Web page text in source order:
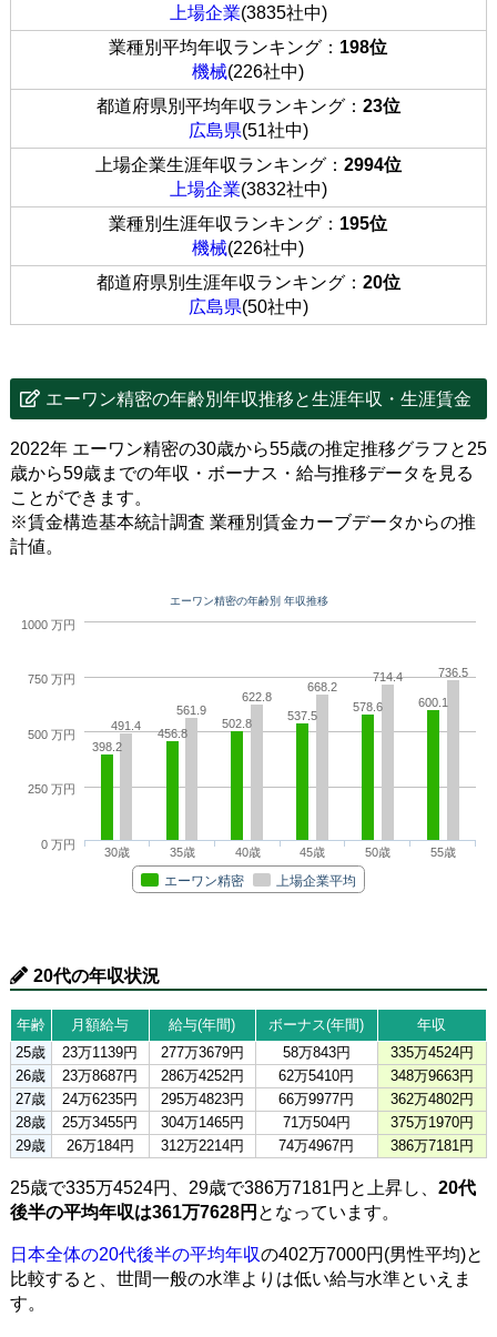
上場企業(3835社中)
業種別平均年収ランキング： 198位
機械(226社中)
都道府県別平均年収ランキング： 23位
広島県(51社中)
上場企業生涯年収ランキング： 2994位
上場企業(3832社中)
業種別生涯年収ランキング： 195位
機械(226社中)
都道府県別生涯年収ランキング： 20位
広島県(50社中)
エーワン精密の年齢別年収推移と生涯年収・生涯賃金
2022年 エーワン精密の30歳から55歳の推定推移グラフと25
歳から59歳までの年収・ボーナス・給与推移データを見る
ことができます。
※賃金構造基本統計調査 業種別賃金カーブデータからの推
計値。
エーワン精密の年齢別 年収推移
398.2
456.8
502.8
537.5
578.6
600.1
491.4
561.9
622.8
668.2
714.4 736.5
エーワン精密 上場企業平均
30歳 35歳 40歳 45歳 50歳 55歳
0 万円
250 万円
500 万円
750 万円
1000 万円
20代の年収状況
年齢 月額給与 給与(年間) ボーナス(年間)
年収
25歳
23万1139円 277万3679円 58万843円
335万4524円
26歳
23万8687円 286万4252円 62万5410円
348万9663円
27歳
24万6235円 295万4823円 66万9977円
362万4802円
28歳
25万3455円 304万1465円 71万504円
375万1970円
29歳
26万184円 312万2214円 74万4967円 386万7181円
25歳で335万4524円、29歳で386万7181円と上昇し、 20代
後半の平均年収は361万7628円 となっています。
日本全体の20代後半の平均年収の402万7000円(男性平均)と
比較すると、世間一般の水準よりは低い給与水準といえま
す。